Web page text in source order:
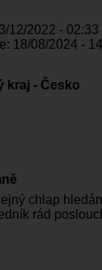
12/2022 - 02:33
18/08/2024 -
kraj - Česko
chlap
rád